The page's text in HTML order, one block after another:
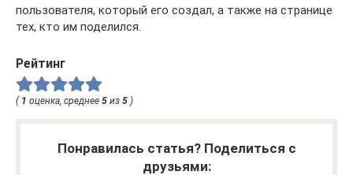
пользователя, который его создал, а также на странице
тех, кто им поделился.
Рейтинг
( 1 оценка, среднее 5 из 5 )
Понравилась статья? Поделиться с
друзьями: